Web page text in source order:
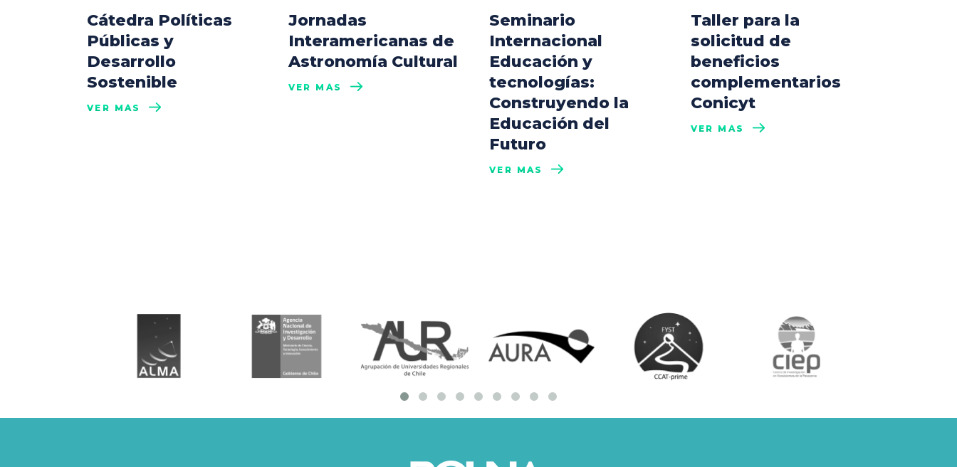
Cátedra Políticas
Públicas y
Desarrollo
Sostenible
VER MÁS
Jornadas
Interamericanas de
Astronomía Cultural
VER MÁS
Seminario
Internacional
Educación y
tecnologías:
Construyendo la
Educación del
Futuro
VER MÁS
Taller para la
solicitud de
beneficios
complementarios
Conicyt
VER MÁS